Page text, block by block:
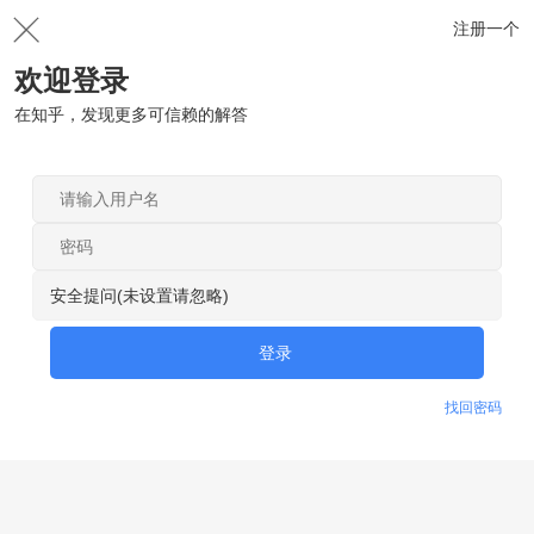
注册一个
欢迎登录
在知乎，发现更多可信赖的解答
安全提问(未设置请忽略)
登录
找回密码